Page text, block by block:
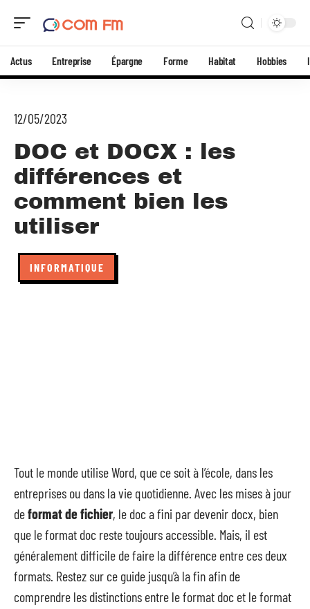
Actus Entreprise Épargne Forme Habitat Hobbies
12/05/2023
DOC et DOCX : les
différences et
comment bien les
utiliser
INFORMATIQUE
Tout le monde utilise Word, que ce soit à l’école, dans les
entreprises ou dans la vie quotidienne. Avec les mises à jour
deformat de fichier, le doc a fini par devenir docx, bien
que le format doc reste toujours accessible. Mais, il est
généralement difficile de faire la différence entre ces deux
formats. Restez sur ce guide jusqu’à la fin afin de
comprendre les distinctions entre le format doc et le format